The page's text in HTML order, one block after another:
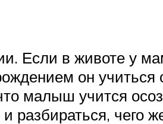
Если в животе у
он
малыш учится
разбираться, чего